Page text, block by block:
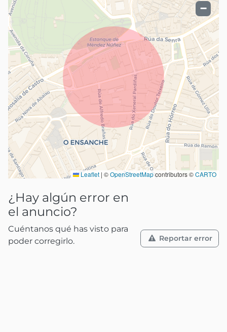
−
Leaflet | ©OpenStreetMapcontributors ©CARTO
¿Hay algún error en
el anuncio?
Cuéntanos qué has visto para
poder corregirlo.
Reportar error